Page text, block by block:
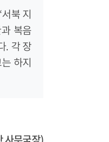
북 지
복음
. 각 장
하지